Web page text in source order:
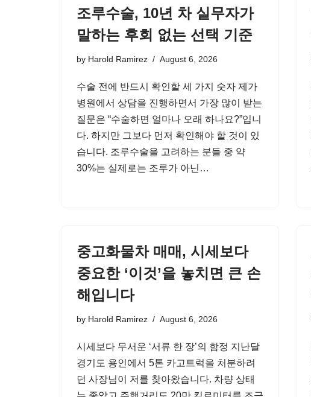
조루수술, 10년 차 실무자가
말하는 후회 없는 선택 기준
by Harold Ramirez August 6, 2026
수술 전에 반드시 확인할 세 가지 숫자 제가
병원에서 상담을 진행하면서 가장 많이 받는
질문은 “수술하면 얼마나 오래 하나요?”입니
다. 하지만 그보다 먼저 확인해야 할 것이 있
습니다. 조루수술을 고려하는 분들 중 약
30%는 실제로는 조루가 아닌…
중고화물차 매매, 시세보다
중요한 ‘이것’을 놓치면 큰 손
해입니다
by Harold Ramirez August 6, 2026
시세보다 무서운 ‘서류 한 장’의 함정 지난달
경기도 용인에서 5톤 카고트럭을 처분하려
던 사장님이 저를 찾아왔습니다. 차량 상태